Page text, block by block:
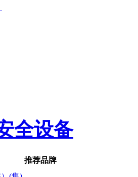
全设备
推荐品牌